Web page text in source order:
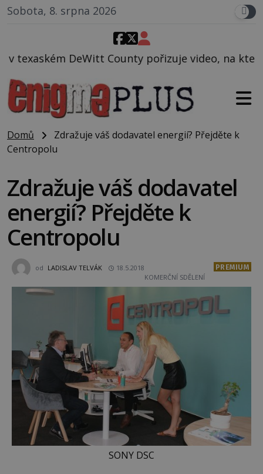
Sobota, 8. srpna 2026
pořizuje video, na kterém před jeho vozem po
Domů
Zdražuje váš dodavatel energií? Přejděte k
Centropolu
Zdražuje váš dodavatel
energií? Přejděte k
Centropolu
od LADISLAV TELVÁK
18.5.2018
KOMERČNÍ SDĚLENÍ
PREMIUM
SONY DSC